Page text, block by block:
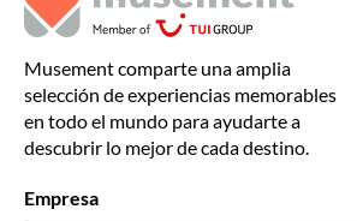
Musement comparte una amplia
selección de experiencias memorables
en todo el mundo para ayudarte a
descubrir lo mejor de cada destino.
Empresa